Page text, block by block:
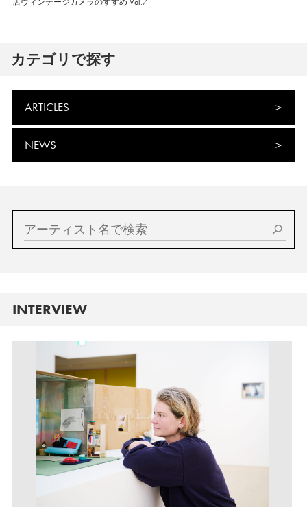
店ヴィンテージカメラのすすめ Vol.7
カテゴリで探す
ARTICLES
NEWS
INTERVIEW